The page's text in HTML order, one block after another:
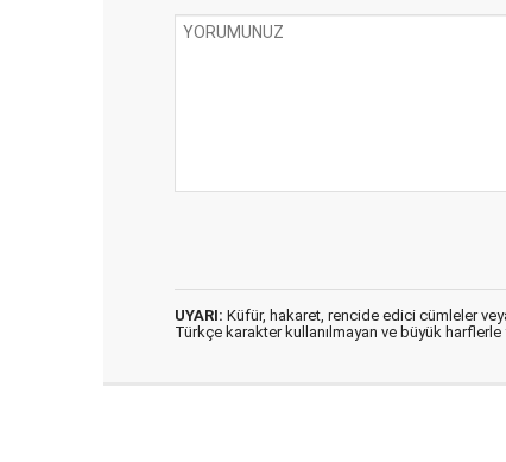
UYARI: Küfür, hakaret, rencide edici cümleler
Türkçe karakter kullanılmayan ve büyük harflerle